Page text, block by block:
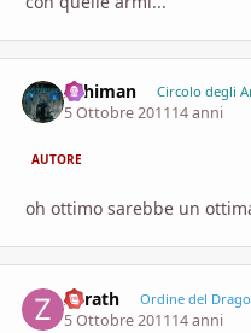
Arhiman Circolo degli
5 Ottobre 201114 anni
AUTORE
oh ottimo sarebbe un
Zorath Ordine del Drago
5 Ottobre 201114 anni